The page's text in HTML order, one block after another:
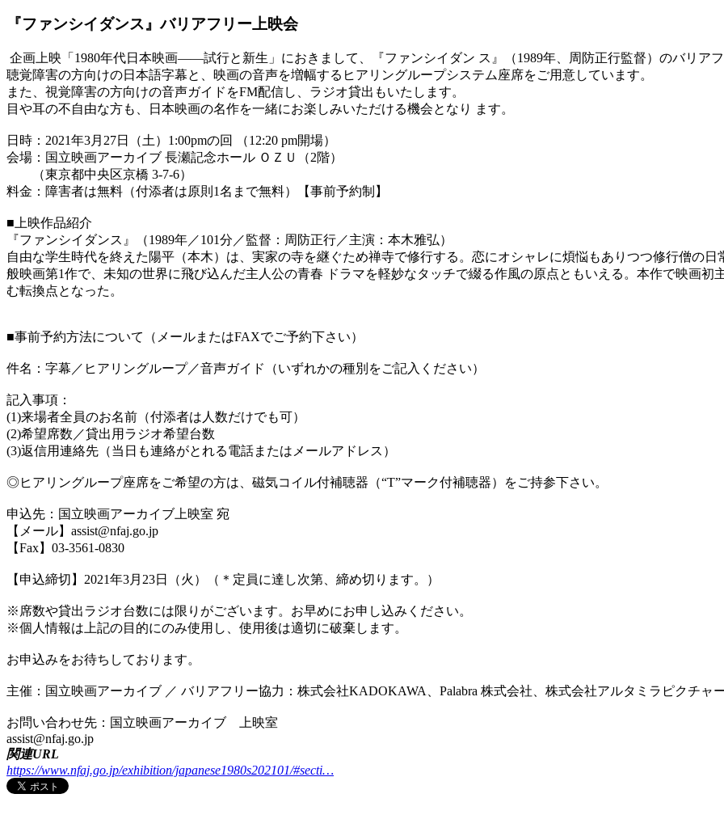
『ファンシイダンス』バリアフリー上映会
企画上映「1980年代日本映画――試行と新生」におきまして、『ファンシイダン ス』（1989年、周防正行監督）のバリア
聴覚障害の方向けの日本語字幕と、映画の音声を増幅するヒアリングループシステム座席をご用意しています。
また、視覚障害の方向けの音声ガイドをFM配信し、ラジオ貸出もいたします。
目や耳の不自由な方も、日本映画の名作を一緒にお楽しみいただける機会となり ます。
日時：2021年3月27日（土）1:00pmの回 （12:20 pm開場）
会場：国立映画アーカイブ 長瀬記念ホール ＯＺＵ（2階）
（東京都中央区京橋 3-7-6）
料金：障害者は無料（付添者は原則1名まで無料）【事前予約制】
■上映作品紹介
『ファンシイダンス』（1989年／101分／監督：周防正行／主演：本木雅弘）
自由な学生時代を終えた陽平（本木）は、実家の寺を継ぐため禅寺で修行する。恋にオシャレに煩悩もありつつ修行僧の
般映画第1作で、未知の世界に飛び込んだ主人公の青春 ドラマを軽妙なタッチで綴る作風の原点ともいえる。本作で映画
む転換点となった。
■事前予約方法について（メールまたはFAXでご予約下さい）
件名：字幕／ヒアリングループ／音声ガイド（いずれかの種別をご記入ください）
記入事項：
(1)来場者全員のお名前（付添者は人数だけでも可）
(2)希望席数／貸出用ラジオ希望台数
(3)返信用連絡先（当日も連絡がとれる電話またはメールアドレス）
◎ヒアリングループ座席をご希望の方は、磁気コイル付補聴器（“T”マーク付補聴器）をご持参下さい。
申込先：国立映画アーカイブ上映室 宛
【メール】assist@nfaj.go.jp
【Fax】03-3561-0830
【申込締切】2021年3月23日（火）（＊定員に達し次第、締め切ります。）
※席数や貸出ラジオ台数には限りがございます。お早めにお申し込みください。
※個人情報は上記の目的にのみ使用し、使用後は適切に破棄します。
お申込みをお待ちしております。
主催：国立映画アーカイブ ／ バリアフリー協力：株式会社KADOKAWA、Palabra 株式会社、株式会社アルタミラピクチャ
お問い合わせ先：国立映画アーカイブ 上映室
assist@nfaj.go.jp
関連URL
https://www.nfaj.go.jp/exhibition/japanese1980s202101/#secti…